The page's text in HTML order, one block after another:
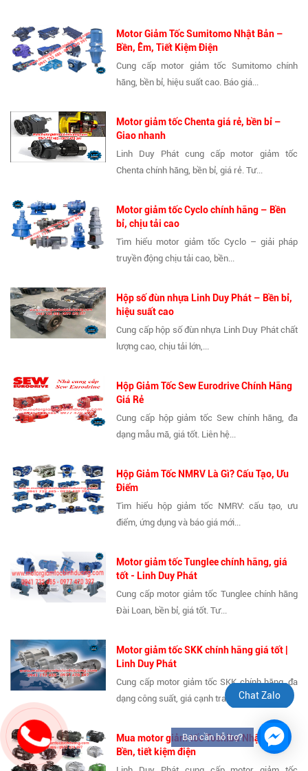
Motor Giảm Tốc Sumitomo Nhật Bản –
Bền, Êm, Tiết Kiệm Điện
Cung cấp motor giảm tốc Sumitomo chính
hãng, bền bỉ, hiệu suất cao. Báo giá...
Motor giảm tốc Chenta giá rẻ, bền bỉ –
Giao nhanh
Linh Duy Phát cung cấp motor giảm tốc
Chenta chính hãng, bền bỉ, giá rẻ. Tư...
Motor giảm tốc Cyclo chính hãng – Bền
bỉ, chịu tải cao
Tìm hiểu motor giảm tốc Cyclo – giải pháp
truyền động chịu tải cao, bền...
Hộp số đùn nhựa Linh Duy Phát – Bền bỉ,
hiệu suất cao
Cung cấp hộp số đùn nhựa Linh Duy Phát chất
lượng cao, chịu tải lớn,...
Hộp Giảm Tốc Sew Eurodrive Chính Hãng
Giá Rẻ
Cung cấp hộp giảm tốc Sew chính hãng, đa
dạng mẫu mã, giá tốt. Liên hệ...
Hộp Giảm Tốc NMRV Là Gì? Cấu Tạo, Ưu
Điểm
Tìm hiểu hộp giảm tốc NMRV: cấu tạo, ưu
điểm, ứng dụng và báo giá mới...
Motor giảm tốc Tunglee chính hãng, giá
tốt - Linh Duy Phát
Cung cấp motor giảm tốc Tunglee chính hãng
Đài Loan, bền bỉ, giá tốt. Tư...
Motor giảm tốc SKK chính hãng giá tốt |
Linh Duy Phát
Cung cấp motor giảm tốc SKK chính hãng, đa
dạng công suất, giá cạnh tranh....
Mua motor giảm tốc Toshiba Nhật Bản –
Bền, tiết kiệm điện
Chat Zalo
Bạn cần hỗ trợ?